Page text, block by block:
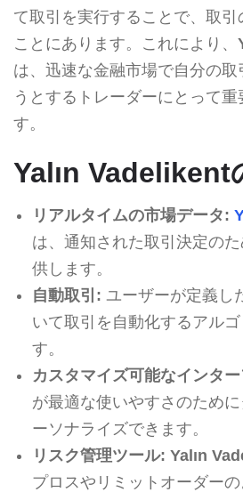
て取引を実行することで、取
ことにあります。これにより、
は、迅速な金融市場で自分の取
うとするトレーダーにとって重
す。
Yalın Vadelikent
リアルタイムの市場データ:
は、通知された取引決定の
供します。
自動取引: ユーザーが定義し
いて取引を自動化するアル
す。
カスタマイズ可能なインタ
が最適な使いやすさのため
ーソナライズできます。
リスク管理ツール: Yalın
プロスやリミットオーダー